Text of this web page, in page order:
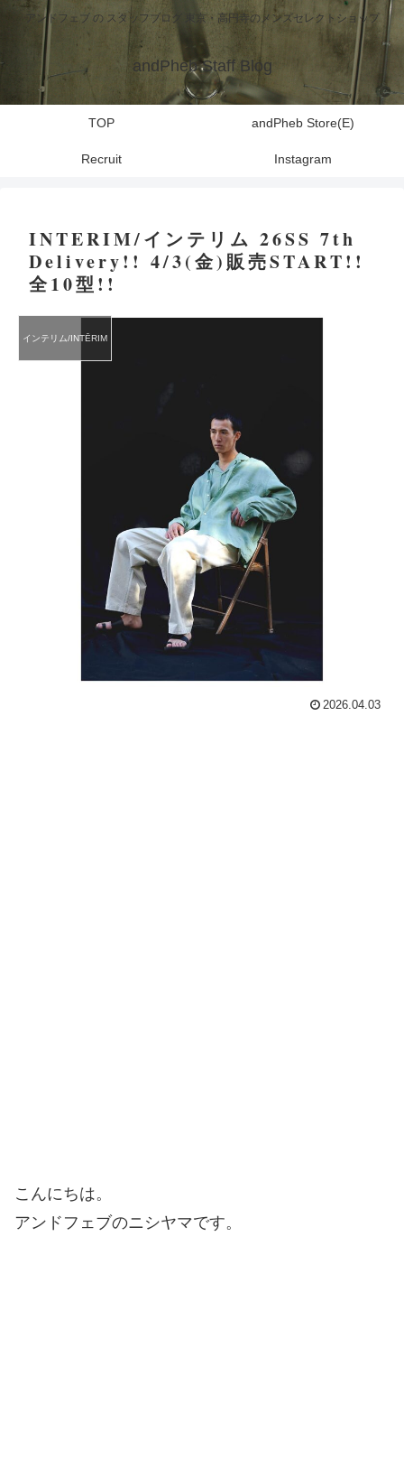
アンドフェブ の スタッフブログ 東京・高円寺のメンズセレクトショップ
andPheb Staff Blog
TOP andPheb Store(E)
Recruit Instagram
INTERIM/インテリム 26SS 7th
Delivery!! 4/3(金)販売START!!
全10型!!
インテリム/INTĒRIM
2026.04.03
こんにちは。
アンドフェブのニシヤマです。